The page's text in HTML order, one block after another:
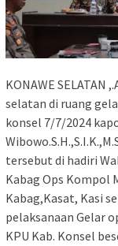
KONAWE SELATAN
selatan di ruang
konsel 7/7/2024
tersebut di hadiri
Kabag Ops Kompol
Kabag,Kasat, Kasi
pelaksanaan Gelar
KPU Kab. Konsel